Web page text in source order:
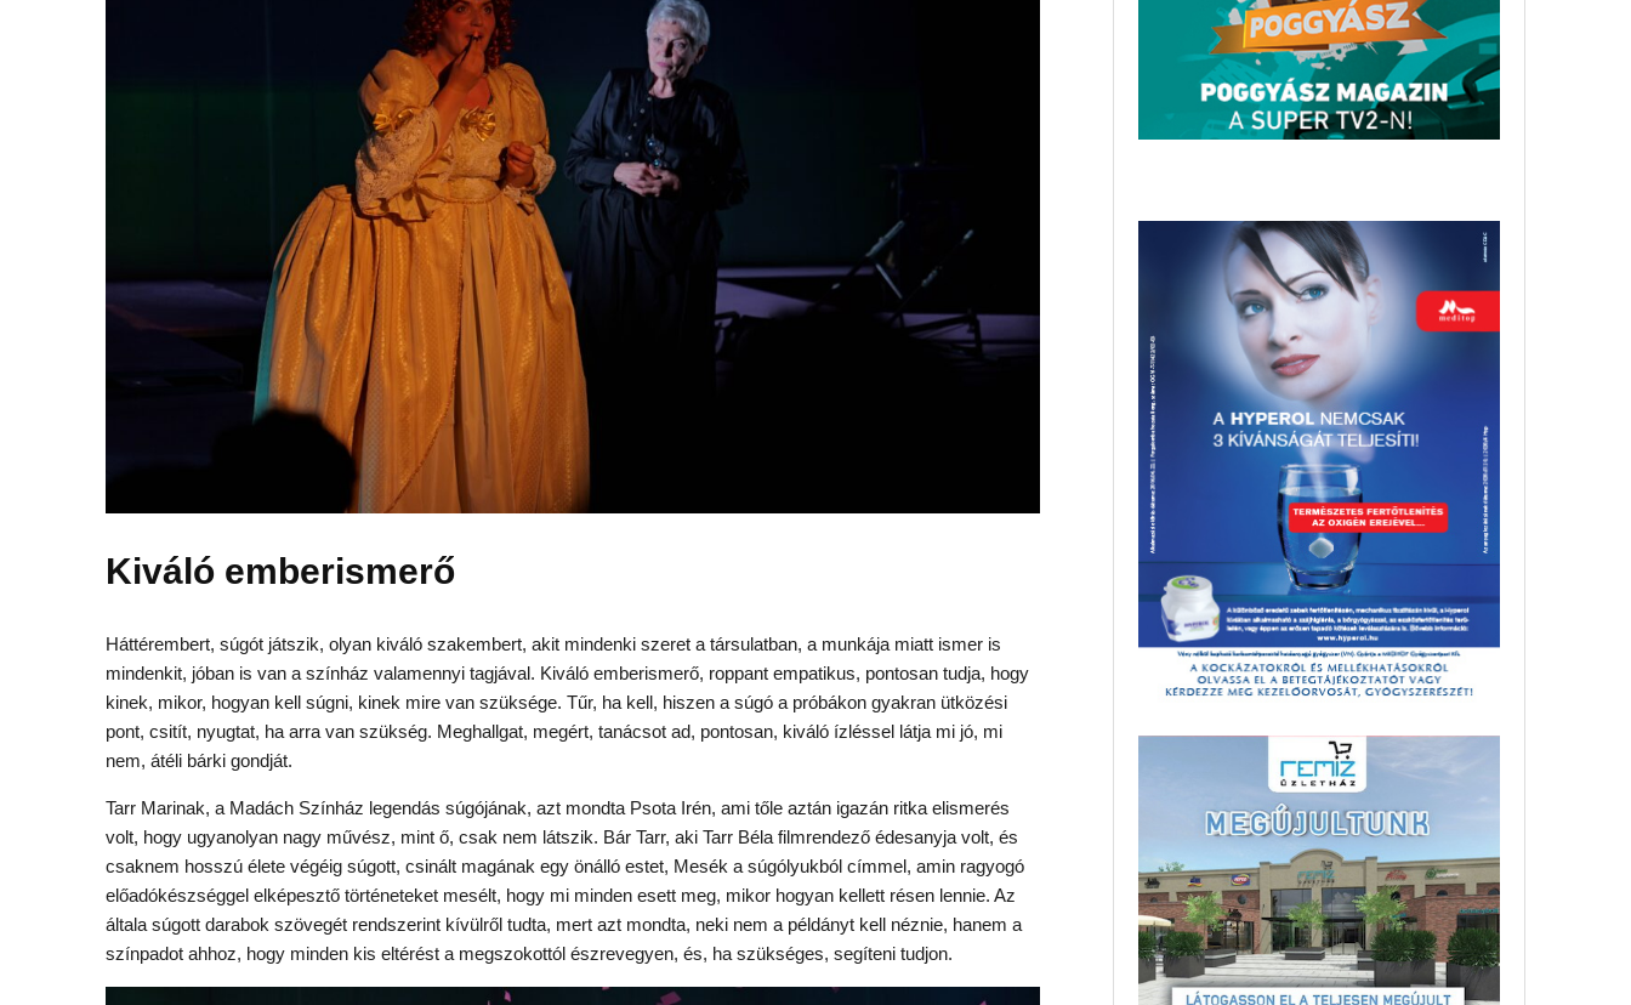
Kiváló emberismerő
Háttérembert, súgót játszik, olyan kiváló szakembert, akit mindenki szeret a társulatban, a munkája miatt ismer is
mindenkit, jóban is van a színház valamennyi tagjával. Kiváló emberismerő, roppant empatikus, pontosan tudja, hogy
kinek, mikor, hogyan kell súgni, kinek mire van szüksége. Tűr, ha kell, hiszen a súgó a próbákon gyakran ütközési
pont, csitít, nyugtat, ha arra van szükség. Meghallgat, megért, tanácsot ad, pontosan, kiváló ízléssel látja mi jó, mi
nem, átéli bárki gondját.
Tarr Marinak, a Madách Színház legendás súgójának, azt mondta Psota Irén, ami tőle aztán igazán ritka elismerés
volt, hogy ugyanolyan nagy művész, mint ő, csak nem látszik. Bár Tarr, aki Tarr Béla filmrendező édesanyja volt, és
csaknem hosszú élete végéig súgott, csinált magának egy önálló estet, Mesék a súgólyukból címmel, amin ragyogó
előadókészséggel elképesztő történeteket mesélt, hogy mi minden esett meg, mikor hogyan kellett résen lennie. Az
általa súgott darabok szövegét rendszerint kívülről tudta, mert azt mondta, neki nem a példányt kell néznie, hanem a
színpadot ahhoz, hogy minden kis eltérést a megszokottól észrevegyen, és, ha szükséges, segíteni tudjon.